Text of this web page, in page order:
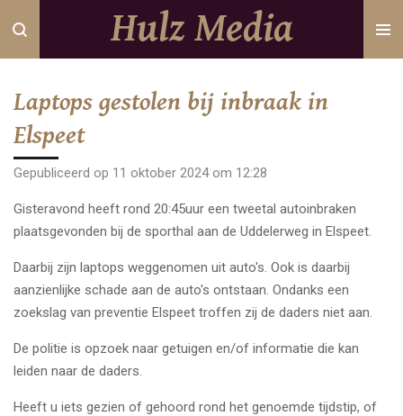
Ga
direct
hoofdinhoud
Hulz Media
Laptops gestolen bij inbraak in
Elspeet
Gepubliceerd op 11 oktober 2024 om 12:28
Gisteravond heeft rond 20:45uur een tweetal autoinbraken
plaatsgevonden bij de sporthal aan de Uddelerweg in Elspeet.
Daarbij zijn laptops weggenomen uit auto's. Ook is daarbij
aanzienlijke schade aan de auto's ontstaan. Ondanks een
zoekslag van preventie Elspeet troffen zij de daders niet aan.
De politie is opzoek naar getuigen en/of informatie die kan
leiden naar de daders.
Heeft u iets gezien of gehoord rond het genoemde tijdstip, of